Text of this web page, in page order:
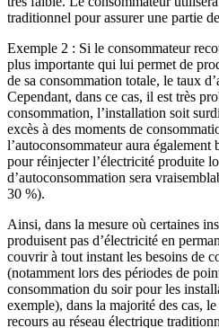
traditionnel pour assurer une partie
Exemple 2 : Si le consommateur
plus importante qui lui permet de
de sa consommation totale, le taux
Cependant, dans ce cas, il est très
consommation, l’installation soit
excès à des moments de
l’autoconsommateur aura également
pour réinjecter l’électricité produite
d’autoconsommation sera
30 %).
Ainsi, dans la mesure où certaines
produisent pas d’électricité en
couvrir à tout instant les besoins de
(notamment lors des périodes de
consommation du soir pour les
exemple), dans la majorité des cas,
recours au réseau électrique